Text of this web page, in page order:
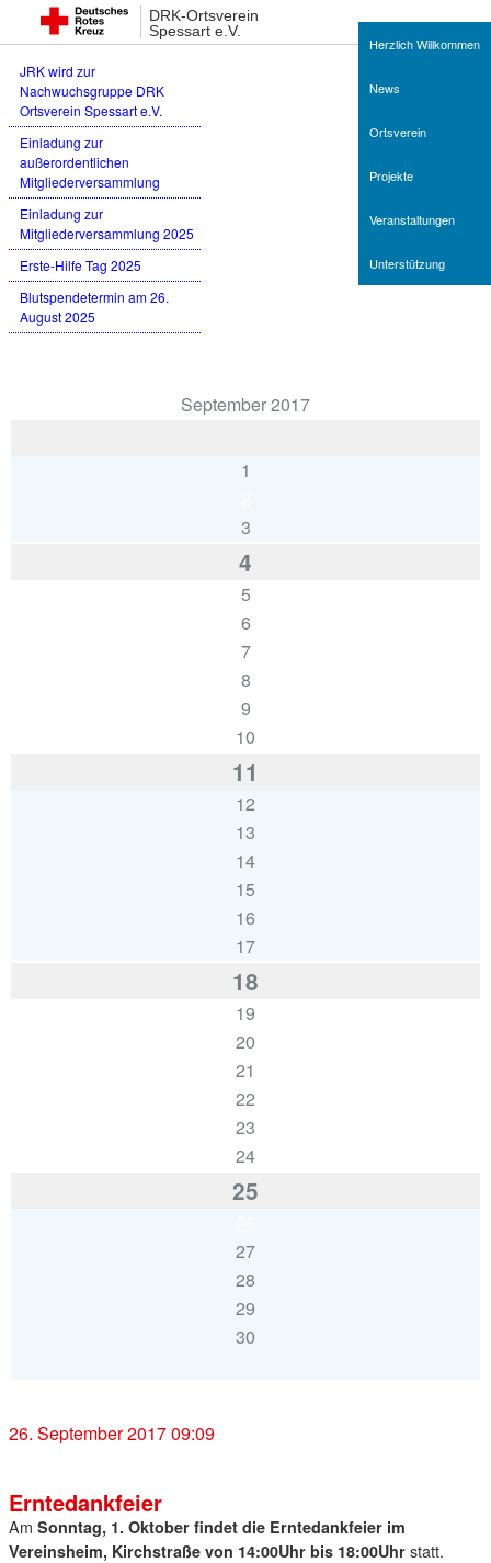
DRK-Ortsverein
Spessart e.V.
Herzlich Willkommen
News
Ortsverein
Projekte
Veranstaltungen
Unterstützung
Neueste Beiträge
JRK wird zur
Nachwuchsgruppe DRK
Ortsverein Spessart e.V.
Einladung zur
außerordentlichen
Mitgliederversammlung
Einladung zur
Mitgliederversammlung 2025
Erste-Hilfe Tag 2025
Blutspendetermin am 26.
August 2025
September 2017
1
3
4
5
6
7
8
9
10
11
12
13
14
15
16
17
18
19
20
21
22
23
24
25
27
28
29
30
26. September 2017 09:09
Erntedankfeier
Am Sonntag, 1. Oktober findet die Erntedankfeier im
Vereinsheim, Kirchstraße von 14:00Uhr bis 18:00Uhr statt.